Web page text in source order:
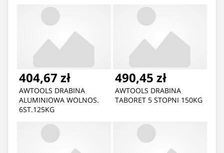
404,67 zł
AWTOOLS DRABINA
ALUMINIOWA WOLNOS.
6ST.125KG
490,45 zł
AWTOOLS DRABINA
TABORET 5 STOPNI 150KG